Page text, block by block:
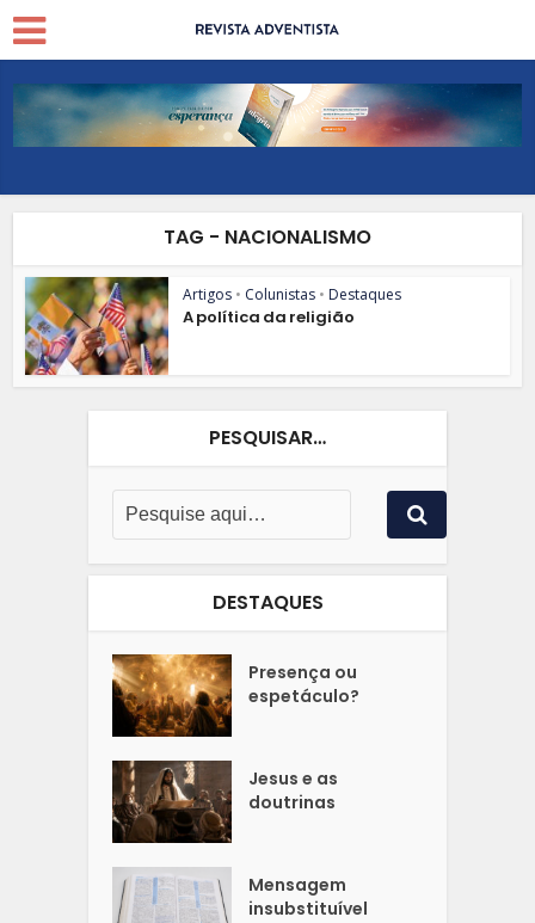
TAG - NACIONALISMO
Artigos • Colunistas • Destaques
A política da religião
PESQUISAR…
DESTAQUES
Presença ou
espetáculo?
Jesus e as
doutrinas
Mensagem
insubstituível